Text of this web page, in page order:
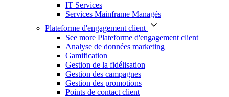
IT Services
Services Mainframe Managés
Plateforme d'engagement client
See more Plateforme d'engagement client
Analyse de données marketing
Gamification
Gestion de la fidélisation
Gestion des campagnes
Gestion des promotions
Points de contact client